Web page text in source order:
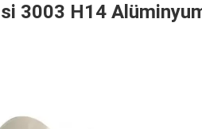
3003 H14